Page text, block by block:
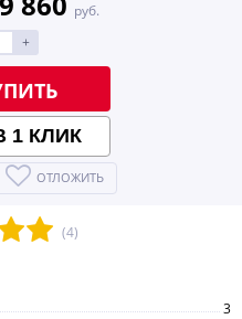
руб.
+
1 КЛИК
ОТЛОЖИТЬ
(4)
3